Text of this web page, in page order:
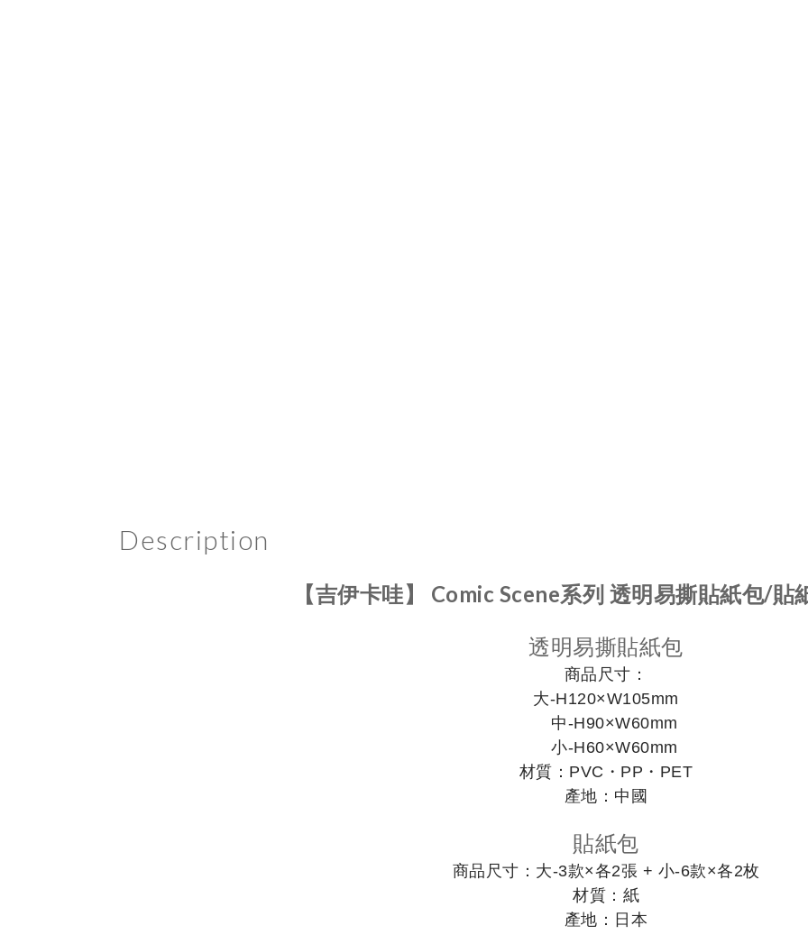
Description
【吉伊卡哇】 Comic Scene系列 透明易撕貼紙包/貼
透明易撕貼紙包
商品尺寸：
大-H120×W105mm
中-H90×W60mm
小-H60×W60mm
材質：PVC・PP・PET
產地：中國
貼紙包
商品尺寸：大-3款×各2張 + 小-6款×各2枚
材質：紙
產地：日本